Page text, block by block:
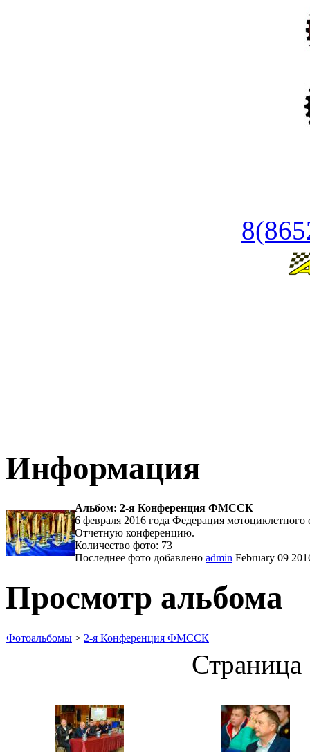
Информация
Альбом: 2-я Конференция ФМССК
6 февраля 2016 года Федерация
Отчетную конференцию.
Количество фото: 73
Последнее фото добавлено admin February 09
Просмотр альбома
Фотоальбомы > 2-я Конференция ФМССК